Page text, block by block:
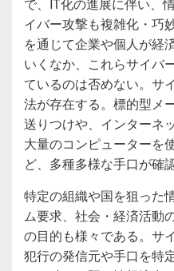
イバー攻撃も複雑化・巧
を通じて企業や個人が経
いくなか、これらサイバ
ているのは否めない。サ
法が存在する。標的型メ
送りつけや、インターネ
大量のコンピューターを
ど、多種多様な手口が確
特定の組織や国を狙った
ム要求、社会・経済活動
の目的も様々である。サ
犯行の発信元や手口を特